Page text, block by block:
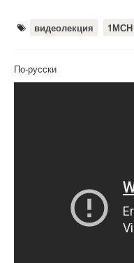
видеолекция 1МСН
По-русски